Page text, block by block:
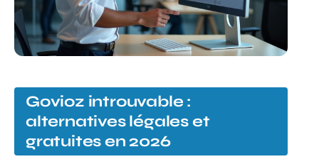
Govioz introuvable :
alternatives légales et
gratuites en 2026